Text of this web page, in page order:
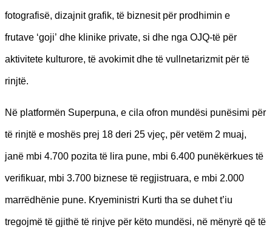
fotografisë, dizajnit grafik, të biznesit për prodhimin e
frutave ‘goji’ dhe klinike private, si dhe nga OJQ-të për
aktivitete kulturore, të avokimit dhe të vullnetarizmit për të
rinjtë.
Në platformën Superpuna, e cila ofron mundësi punësimi për
të rinjtë e moshës prej 18 deri 25 vjeç, për vetëm 2 muaj,
janë mbi 4.700 pozita të lira pune, mbi 6.400 punëkërkues të
verifikuar, mbi 3.700 biznese të regjistruara, e mbi 2.000
marrëdhënie pune. Kryeministri Kurti tha se duhet t’iu
tregojmë të gjithë të rinjve për këto mundësi, në mënyrë që të